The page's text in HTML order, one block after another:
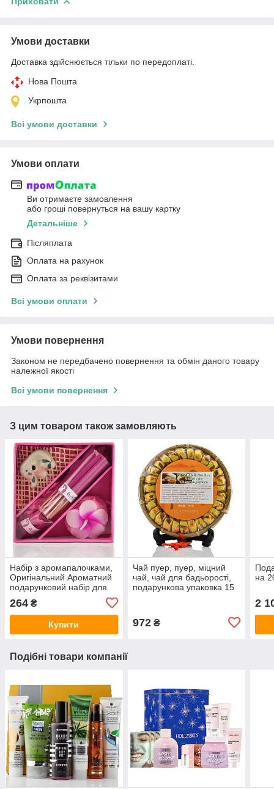
Умови доставки
Доставка здійснюється тільки по передоплаті.
Нова Пошта
Укрпошта
Всі умови доставки
Умови оплати
Ви отримаєте замовлення
або гроші повернуться на вашу картку
Детальніше
Післяплата
Оплата на рахунок
Оплата за реквізитами
Всі умови оплати
Умови повернення
Законом не передбачено повернення та обмін даного товару
належної якості
Всі умови повернення
З цим товаром також замовляють
Набір з аромапалочками,
Оригінальний Ароматний
подарунковий набір для
264 ₴
Купити
Чай пуер, пуер, міцний
чай, чай для бадьорості,
подарункова упаковка 15
972₴
на
2
Подібні товари компанії